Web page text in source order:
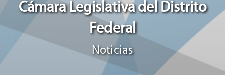
Cámara Legislativa del Distrito
Federal
Noticias